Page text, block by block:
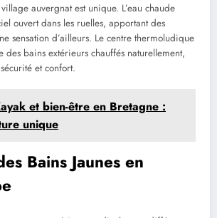
auvergnat est unique. L’eau chaude
ouvert dans les ruelles, apportant des
sensation d’ailleurs. Le centre thermoludique
des bains extérieurs chauffés naturellement,
et confort.
et bien-être en Bretagne :
unique
Bains Jaunes en